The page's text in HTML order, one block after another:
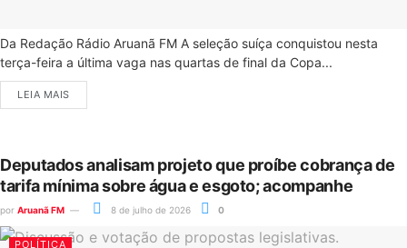
Da Redação Rádio Aruanã FM A seleção suíça conquistou nesta
terça-feira a última vaga nas quartas de final da Copa...
LEIA MAIS
Deputados analisam projeto que proíbe cobrança de
tarifa mínima sobre água e esgoto; acompanhe
por Aruanã FM 8 de julho de 2026 0
POLÍTICA